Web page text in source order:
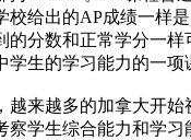
校给出的AP成绩一样
的分数和正常学分一
学生的学习能力的一项
越来越多的加拿大开始
察学生综合能力和学